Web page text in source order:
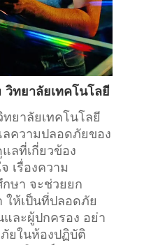
วิทยาลัยเทคโนโลยี
ยาลัยเทคโนโลยี
ความปลอดภัยของ
ลที่เกี่ยวข้อง
เรื่องความ
ษา จะช่วยยก
ให้เป็นที่ปลอดภัย
และผู้ปกครอง อย่า
ยในห้องปฏิบัติ